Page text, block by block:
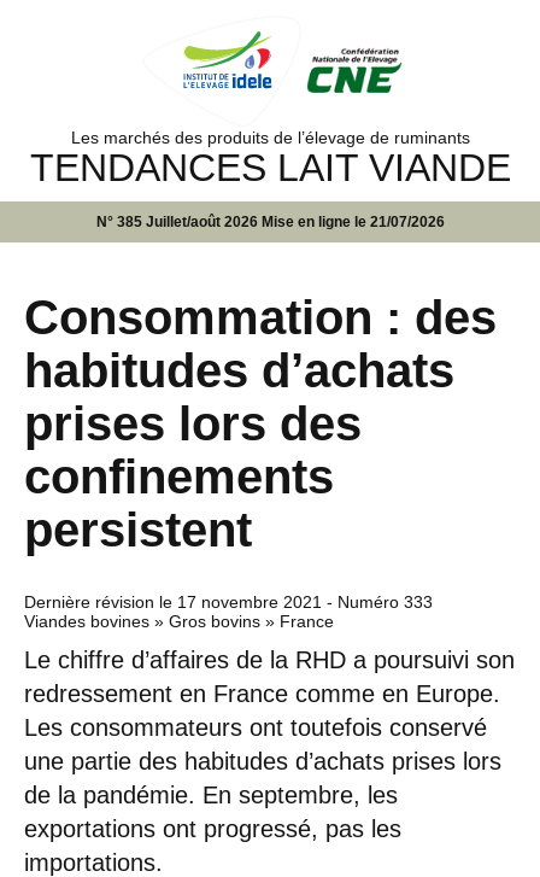
Les marchés des produits de l’élevage de ruminants
TENDANCES LAIT VIANDE
N° 385 Juillet/août 2026 Mise en ligne le 21/07/2026
Consommation : des
habitudes d’achats
prises lors des
confinements
persistent
Dernière révision le 17 novembre 2021 - Numéro 333
Viandes bovines » Gros bovins » France
Le chiffre d’affaires de la RHD a poursuivi son
redressement en France comme en Europe.
Les consommateurs ont toutefois conservé
une partie des habitudes d’achats prises lors
de la pandémie. En septembre, les
exportations ont progressé, pas les
importations.